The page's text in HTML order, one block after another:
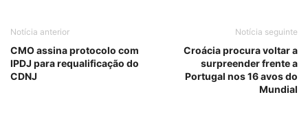
Notícia anterior
CMO assina protocolo com
IPDJ para requalificação do
CDNJ
Notícia seguinte
Croácia procura voltar a
surpreender frente a
Portugal nos 16 avos do
Mundial